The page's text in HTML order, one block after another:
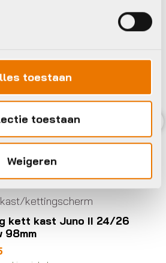
toestaan
toestaan
Weigeren
kettingscherm
kett kast Juno II 24/26
98mm